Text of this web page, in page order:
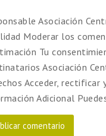
Asociación
Moderar los
Tu
Asociación
Acceder, rectificar
Adicional